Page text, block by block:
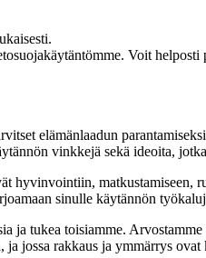
Voit helposti
elämänlaadun
vinkkejä sekä ideoita,
matkustamiseen,
sinulle käytännön
ja tukea toisiamme.
jossa rakkaus ja ymmärrys ovat